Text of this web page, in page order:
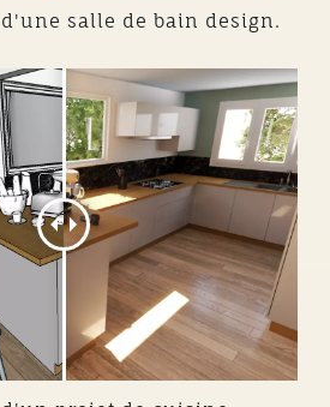
salle de bain design.